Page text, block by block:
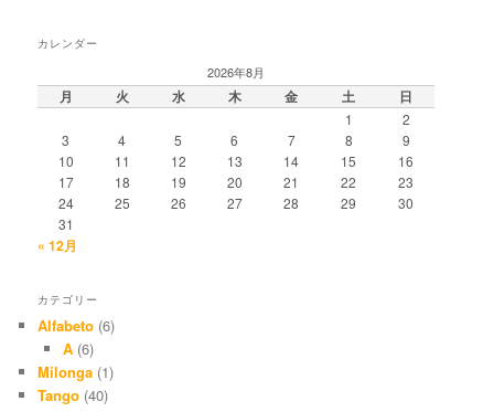
カレンダー
2026年8月
月 火 水 木 金 土 日
1
2
3
4 5 6 7 8
9
10
11 12 13 14 15
16
17
18 19 20 21 22
23
24
25 26 27 28 29
30
31
« 12月
カテゴリー
Alfabeto (6)
A(6)
Milonga (1)
Tango (40)